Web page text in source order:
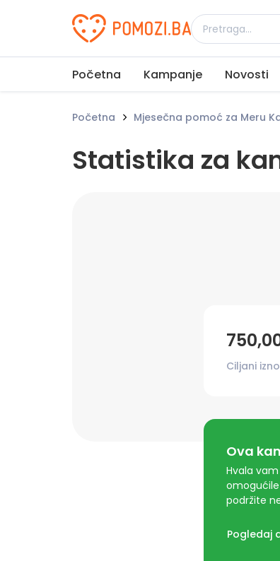
Udruženje Pomozi.ba
Početna Kampanje Novosti
Početna Mjesečna pomoć za Meru
Statistika za
Ciljani
Ova
Hvala
podržite
Pogledaj